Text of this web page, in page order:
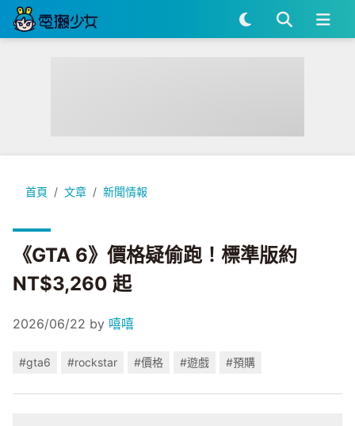
首頁 文章 新聞情報
《GTA 6》價格疑偷跑！標準版約 NT$3,260 起
《GTA 6》價格疑偷跑！標準版約
NT$3,260 起
2026/06/22 by 嘻嘻
#gta6 #rockstar #價格 #遊戲 #預購